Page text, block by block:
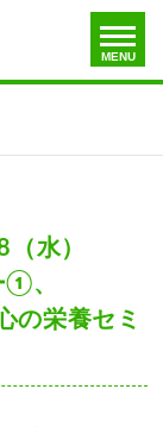
toggle
menu
MENU
水）
①、
の栄養セミ